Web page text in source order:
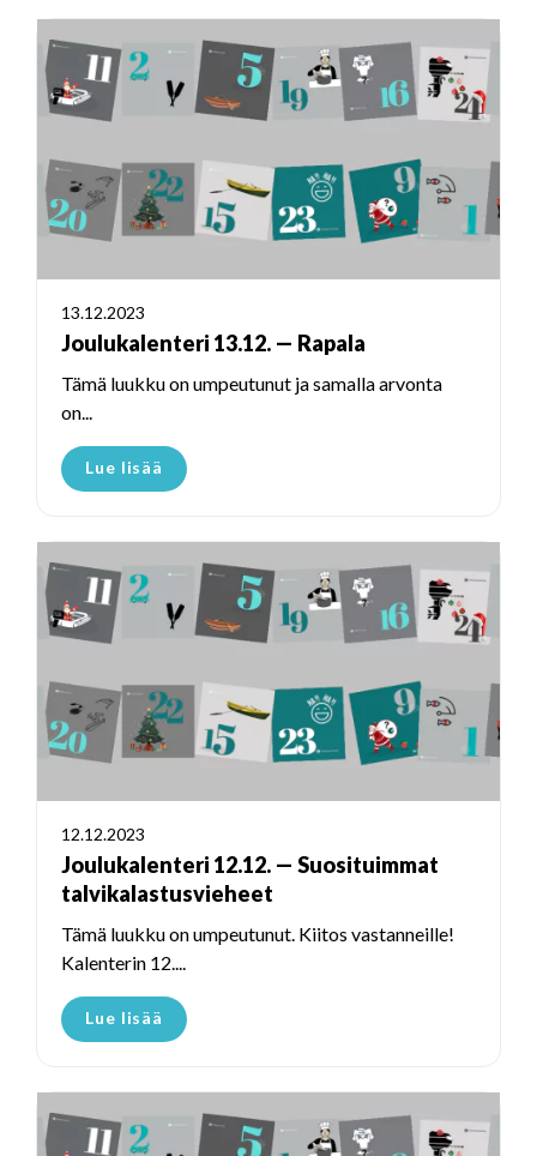
13.12.2023
Joulukalenteri 13.12. — Rapala
Tämä luukku on umpeutunut ja samalla arvonta
on...
Lue lisää
12.12.2023
Joulukalenteri 12.12. — Suosituimmat
talvikalastusvieheet
Tämä luukku on umpeutunut. Kiitos vastanneille!
Kalenterin 12....
Lue lisää